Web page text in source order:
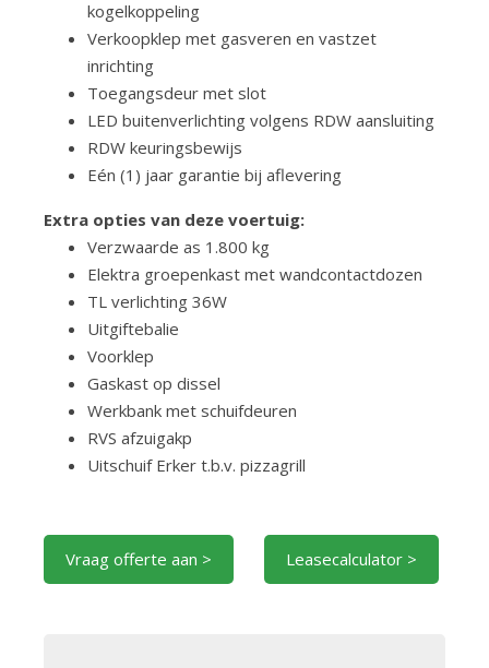
kogelkoppeling
Verkoopklep met gasveren en vastzet
inrichting
Toegangsdeur met slot
LED buitenverlichting volgens RDW aansluiting
RDW keuringsbewijs
Eén (1) jaar garantie bij aflevering
Extra opties van deze voertuig:
Verzwaarde as 1.800 kg
Elektra groepenkast met wandcontactdozen
TL verlichting 36W
Uitgiftebalie
Voorklep
Gaskast op dissel
Werkbank met schuifdeuren
RVS afzuigakp
Uitschuif Erker t.b.v. pizzagrill
Vraag offerte aan > Leasecalculator >